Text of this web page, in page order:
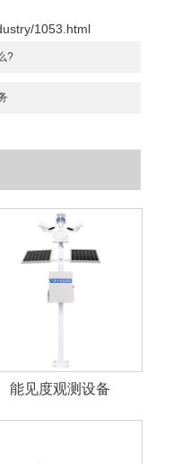
1053.html
?
能见度观测设备